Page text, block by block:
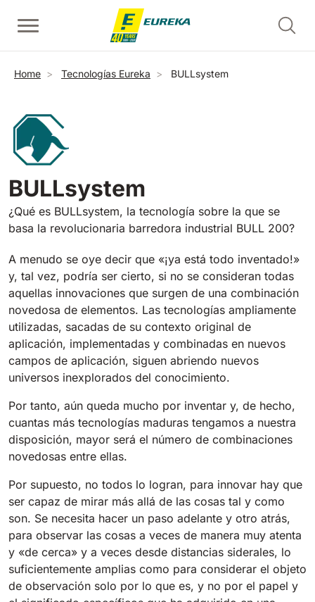
Pasar al contenido principal
Ver todas
E46
460 mm 1600 m²/h
E50
500 mm 2000 m²/h
E55
550 mm 2200 m²/h
530 mm 2280 m²/h
610 mm 2625 m²/h
E71
710 mm 3195 m²/h
Ver todas
Kobra
780 mm 3510 m²/h
Barredoras con operador a bordo
Ver todas
Tigra
1055 mm 5800 m²/h
Rider 1201
1200 mm 10200 m²/h
Rider Lift
1200 mm 7865 m²/h
Xtrema
1400 mm 12600 m²/h
Magnum
Ver todas
Limpiadoras de escaleras mecánicas y pasillos rodantes
Ver todas
Sobrescribir enlaces de ayuda a la navegación
Home Tecnologías Eureka BULLsystem
BULLsystem
¿Qué es BULLsystem, la tecnología sobre la que se
basa la revolucionaria barredora industrial BULL 200?
A menudo se oye decir que «¡ya está todo inventado!»
y, tal vez, podría ser cierto, si no se consideran todas
aquellas innovaciones que surgen de una combinación
novedosa de elementos. Las tecnologías ampliamente
utilizadas, sacadas de su contexto original de
aplicación, implementadas y combinadas en nuevos
campos de aplicación, siguen abriendo nuevos
universos inexplorados del conocimiento.
Por tanto, aún queda mucho por inventar y, de hecho,
cuantas más tecnologías maduras tengamos a nuestra
disposición, mayor será el número de combinaciones
novedosas entre ellas.
Por supuesto, no todos lo logran, para innovar hay que
ser capaz de mirar más allá de las cosas tal y como
son. Se necesita hacer un paso adelante y otro atrás,
para observar las cosas a veces de manera muy atenta
y «de cerca» y a veces desde distancias siderales, lo
suficientemente amplias como para considerar el objeto
de observación solo por lo que es, y no por el papel y